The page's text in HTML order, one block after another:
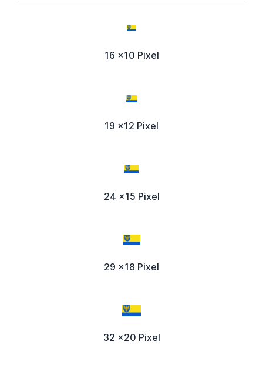
16 x10 Pixel
19 x12 Pixel
24 x15 Pixel
29 x18 Pixel
32 x20 Pixel